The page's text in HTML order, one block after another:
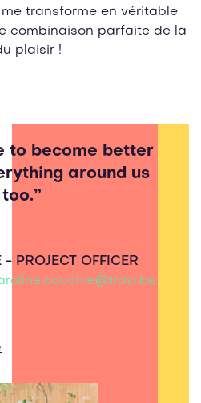
transforme en véritable
combinaison parfaite de la
plaisir !
to become better
around us
PROJECT OFFICER